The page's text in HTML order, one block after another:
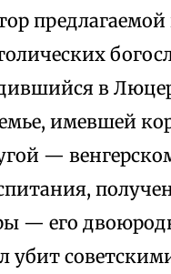
в
имевшей
—
— его
убит